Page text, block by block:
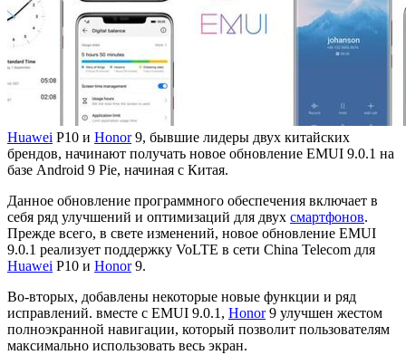
Huawei P10 и Honor9, бывшие лидеры двух китайских
брендов, начинают получать новое обновление EMUI 9.0.1 на
базе Android 9 Pie, начиная с Китая.
Данное обновление программного обеспечения включает в
себя ряд улучшений и оптимизаций для двух смартфонов.
Прежде всего, в свете изменений, новое обновление EMUI
9.0.1 реализует поддержку VoLTE в сети China Telecom для
Huawei P10 и Honor9.
Во-вторых, добавлены некоторые новые функции и ряд
исправлений. вместе с EMUI 9.0.1, Honor9 улучшен жестом
полноэкранной навигации, который позволит пользователям
максимально использовать весь экран.